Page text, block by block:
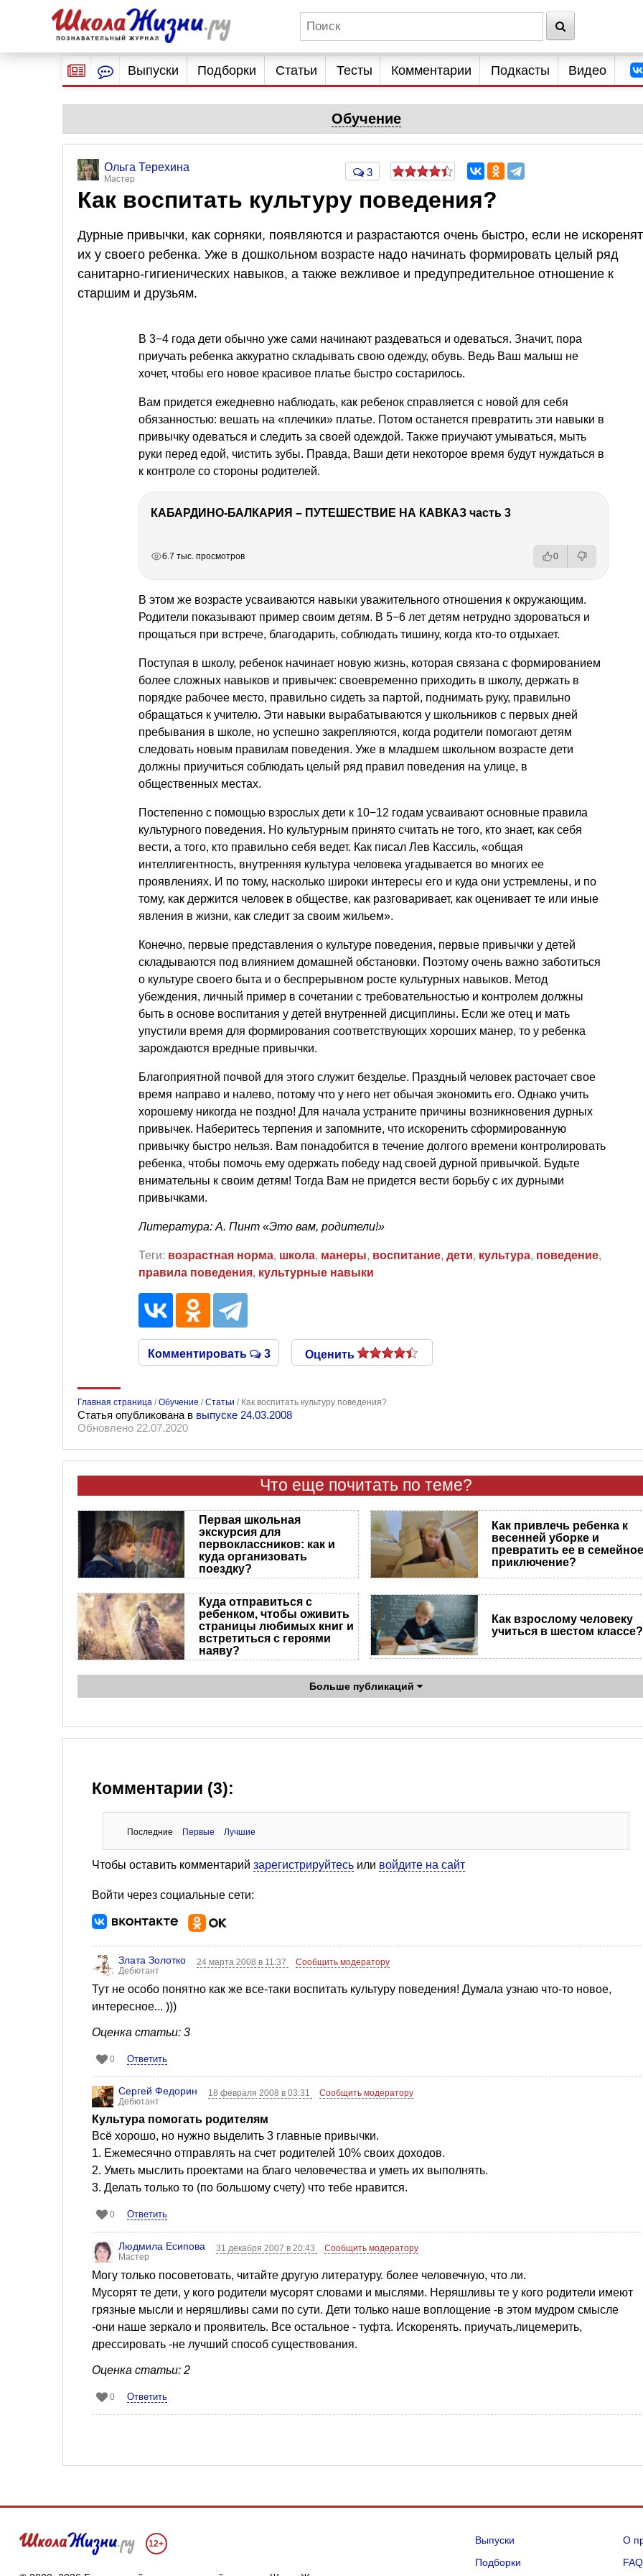
Выпуски Подборки Статьи Тесты Комментарии Подкасты Видео
Обучение
Ольга Терехина
Мастер
3
Как воспитать культуру поведения?
Дурные привычки, как сорняки, появляются и разрастаются очень быстро, если не
их у своего ребенка. Уже в дошкольном возрасте надо начинать формировать целый ряд
санитарно-гигиенических навыков, а также вежливое и предупредительное отношение к
старшим и друзьям.
В 3−4 года дети обычно уже сами начинают раздеваться и одеваться. Значит, пора
приучать ребенка аккуратно складывать свою одежду, обувь. Ведь Ваш малыш не
хочет, чтобы его новое красивое платье быстро состарилось.
Вам придется ежедневно наблюдать, как ребенок справляется с новой для себя
обязанностью: вешать на «плечики» платье. Потом останется превратить эти навыки в
привычку одеваться и следить за своей одеждой. Также приучают умываться, мыть
руки перед едой, чистить зубы. Правда, Ваши дети некоторое время будут нуждаться в
к контроле со стороны родителей.
КАБАРДИНО-БАЛКАРИЯ – ПУТЕШЕСТВИЕ НА КАВКАЗ часть 3
6.7 тыс. просмотров 0
В этом же возрасте усваиваются навыки уважительного отношения к окружающим.
Родители показывают пример своим детям. В 5−6 лет детям нетрудно здороваться и
прощаться при встрече, благодарить, соблюдать тишину, когда кто-то отдыхает.
Поступая в школу, ребенок начинает новую жизнь, которая связана с формированием
более сложных навыков и привычек: своевременно приходить в школу, держать в
порядке рабочее место, правильно сидеть за партой, поднимать руку, правильно
обращаться к учителю. Эти навыки вырабатываются у школьников с первых дней
пребывания в школе, но успешно закрепляются, когда родители помогают детям
следовать новым правилам поведения. Уже в младшем школьном возрасте дети
должны приучиться соблюдать целый ряд правил поведения на улице, в
общественных местах.
Постепенно с помощью взрослых дети к 10−12 годам усваивают основные правила
культурного поведения. Но культурным принято считать не того, кто знает, как себя
вести, а того, кто правильно себя ведет. Как писал Лев Кассиль, «общая
интеллигентность, внутренняя культура человека угадывается во многих ее
проявлениях. И по тому, насколько широки интересы его и куда они устремлены, и по
тому, как держится человек в обществе, как разговаривает, как оценивает те или иные
явления в жизни, как следит за своим жильем».
Конечно, первые представления о культуре поведения, первые привычки у детей
складываются под влиянием домашней обстановки. Поэтому очень важно заботиться
о культуре своего быта и о беспрерывном росте культурных навыков. Метод
убеждения, личный пример в сочетании с требовательностью и контролем должны
быть в основе воспитания у детей внутренней дисциплины. Если же отец и мать
упустили время для формирования соответствующих хороших манер, то у ребенка
зарождаются вредные привычки.
Благоприятной почвой для этого служит безделье. Праздный человек расточает свое
время направо и налево, потому что у него нет обычая экономить его. Однако учить
хорошему никогда не поздно! Для начала устраните причины возникновения дурных
привычек. Наберитесь терпения и запомните, что искоренить сформированную
привычку быстро нельзя. Вам понадобится в течение долгого времени контролировать
ребенка, чтобы помочь ему одержать победу над своей дурной привычкой. Будьте
внимательны к своим детям! Тогда Вам не придется вести борьбу с их дурными
привычками.
Литература: А. Пинт «Это вам, родители!»
Теги: возрастная норма, школа, манеры, воспитание, дети, культура, поведение,
правила поведения, культурные навыки
Комментировать 3 Оценить
Главная страница /Обучение /Статьи / Как воспитать культуру поведения?
Статья опубликована в выпуске 24.03.2008
Обновлено 22.07.2020
Что еще почитать по теме?
Первая школьная
экскурсия для
первоклассников: как и
куда организовать
поездку?
Как привлечь ребенка к
весенней уборке и
превратить ее в
приключение?
Куда отправиться с
ребенком, чтобы оживить
страницы любимых книг и
встретиться с героями
наяву?
Как взрослому человеку
учиться в шестом классе?
Больше публикаций
Комментарии (3):
Последние Первые Лучшие
Чтобы оставить комментарий зарегистрируйтесь или войдите на сайт
Войти через социальные сети:
Злата Золотко
Дебютант
24 марта 2008 в 11:37 Сообщить модератору
Тут не особо понятно как же все-таки воспитать культуру поведения! Думала узнаю что-то новое,
интересное... )))
Оценка статьи: 3
0 Ответить
Сергей Федорин
Дебютант
18 февраля 2008 в 03:31 Сообщить модератору
Культура помогать родителям
Всё хорошо, но нужно выделить 3 главные привычки.
1. Ежемесячно отправлять на счет родителей 10% своих доходов.
2. Уметь мыслить проектами на благо человечества и уметь их выполнять.
3. Делать только то (по большому счету) что тебе нравится.
0 Ответить
Людмила Есипова
Мастер
31 декабря 2007 в 20:43 Сообщить модератору
Могу только посоветовать, читайте другую литературу. более человечную, что ли.
Мусорят те дети, у кого родители мусорят словами и мыслями. Неряшливы те у кого родители имеют
грязные мысли и неряшливы сами по сути. Дети только наше воплощение -в этом мудром смысле
-они наше зеркало и проявитель. Все остальное - туфта. Искоренять. приучать,лицемерить,
дрессировать -не лучший способ существования.
Оценка статьи: 2
0 Ответить
12+
Выпуски
Подборки
О
FAQ